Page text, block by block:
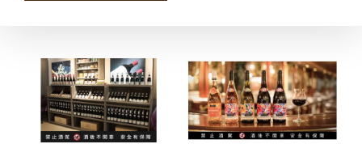
2025薄酒萊新
酒預購開跑 三
大名莊共譜秋
搶鮮暢飲 2024
薄酒萊新酒空
運開瓶零時